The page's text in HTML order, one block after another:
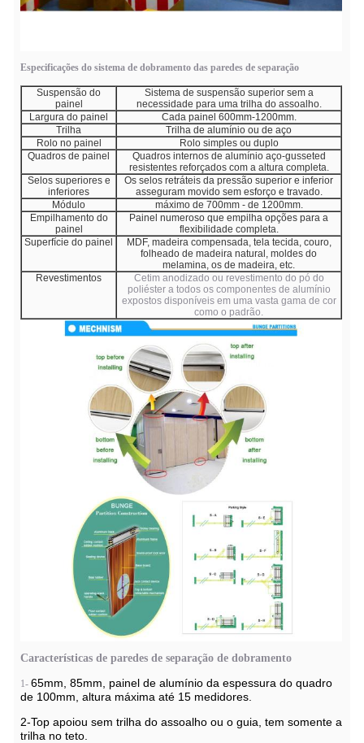
Especificações do sistema de dobramento das paredes de separação
Suspensão do
painel
Sistema de suspensão superior sem a
necessidade para uma trilha do assoalho.
Largura do painel
Cada painel 600mm-1200mm.
Trilha
Trilha de alumínio ou de aço
Rolo no painel
Rolo simples ou duplo
Quadros de painel
Quadros internos de alumínio aço-gusseted
resistentes reforçados com a altura completa.
Selos superiores e
inferiores
Os selos retráteis da pressão superior e inferior
asseguram movido sem esforço e travado.
Módulo
máximo de 700mm - de 1200mm.
Empilhamento do
painel
Painel numeroso que empilha opções para a
flexibilidade completa.
Superfície do painel
MDF, madeira compensada, tela tecida, couro,
folheado de madeira natural, moldes do
melamina, os de madeira, etc.
Revestimentos
Cetim anodizado ou revestimento do pó do
poliéster a todos os componentes de alumínio
expostos disponíveis em uma vasta gama de cor
como o padrão.
Características de paredes de separação de dobramento
1- 65mm, 85mm, painel de alumínio da espessura do quadro
de 100mm, altura máxima até 15 medidores.
2-Top apoiou sem trilha do assoalho ou o guia, tem somente a
trilha no teto.